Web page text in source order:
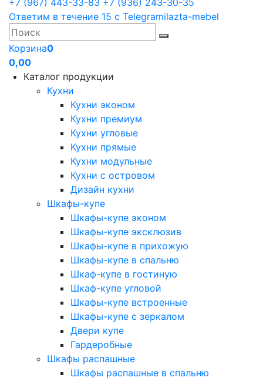
+7 (967) 443-33-83 +7 (936) 243-30-35
Ответим в течение 15 с Telegramilazta-mebel
Корзина0
0,00
Каталог продукции
Кухни
Кухни эконом
Кухни премиум
Кухни угловые
Кухни прямые
Кухни модульные
Кухни с островом
Дизайн кухни
Шкафы-купе
Шкафы-купе эконом
Шкафы-купе эксклюзив
Шкафы-купе в прихожую
Шкафы-купе в спальню
Шкаф-купе в гостиную
Шкаф-купе угловой
Шкафы-купе встроенные
Шкафы-купе с зеркалом
Двери купе
Гардеробные
Шкафы распашные
Шкафы распашные в спальню